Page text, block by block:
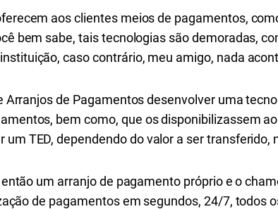
aos clientes meios de pagamentos,
bem sabe, tais tecnologias são demoradas,
caso contrário, meu amigo, nada
Arranjos de Pagamentos desenvolver uma
bem como, que os disponibilizassem
TED, dependendo do valor a ser transferido,
um arranjo de pagamento próprio e o
de pagamentos em segundos, 24/7, todos